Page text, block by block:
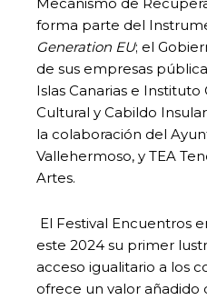
forma parte del
Generation EU; el
de sus empresas
Islas Canarias e
Cultural y Cabildo
la colaboración del
Vallehermoso, y TEA
Artes.
El Festival Encuentros
este 2024 su primer
acceso igualitario a los
ofrece un valor añadido